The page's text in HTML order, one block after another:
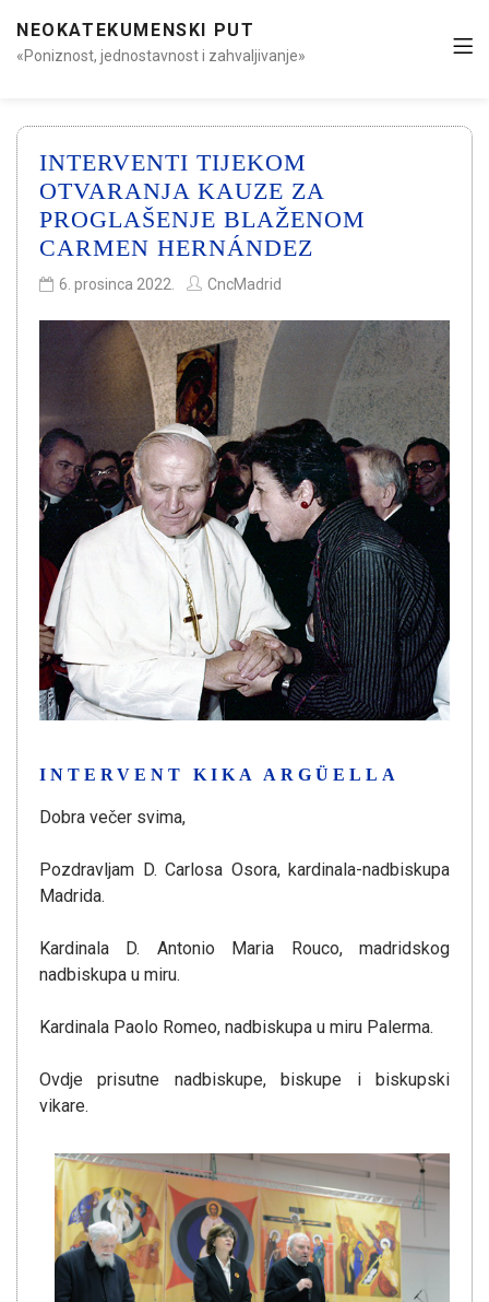
NEOKATEKUMENSKI PUT
«Poniznost, jednostavnost i zahvaljivanje»
INTERVENTI TIJEKOM
OTVARANJA KAUZE ZA
PROGLAŠENJE BLAŽENOM
CARMEN HERNÁNDEZ
6. prosinca 2022. CncMadrid
INTERVENT KIKA ARGÜELLA
Dobra večer svima,
Pozdravljam D. Carlosa Osora, kardinala-nadbiskupa
Madrida.
Kardinala D. Antonio Maria Rouco, madridskog
nadbiskupa u miru.
Kardinala Paolo Romeo, nadbiskupa u miru Palerma.
Ovdje prisutne nadbiskupe, biskupe i biskupski
vikare.